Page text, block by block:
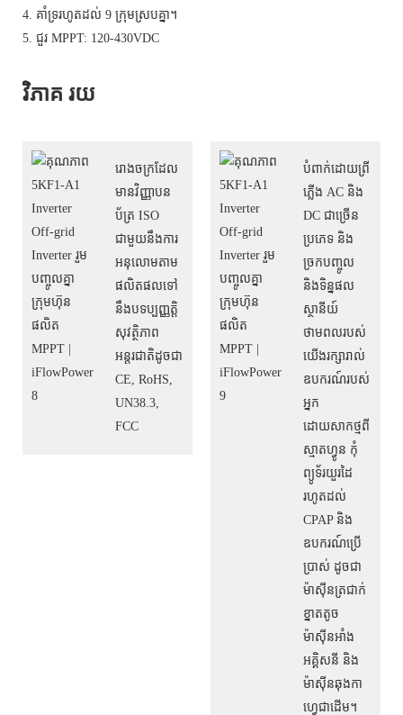
4. គាំទ្ររហូតដល់ 9 ក្រុមស្របគ្នា។
5. ជួរ MPPT: 120-430VDC
វិភាគ រយ
រោងចក្រដែល
មានវិញ្ញាបន
ប័ត្រ ISO
ជាមួយនឹងការ
អនុលោមតាម
ផលិតផលទៅ
នឹងបទប្បញ្ញត្តិ
សុវត្ថិភាព
អន្តរជាតិដូចជា
CE, RoHS,
UN38.3,
FCC
បំពាក់ដោយព្រី
ភ្លើង AC និង
DC ជាច្រើន
ប្រភេទ និង
ច្រកបញ្ចូល
និងទិន្នផល
ស្ថានីយ៍
ថាមពលរបស់
យើងរក្សារាល់
ឧបករណ៍របស់
អ្នក
ដោយសាកថ្មពី
ស្មាតហ្វូន កុំ
ព្យូទ័រយួរដៃ
រហូតដល់
CPAP និង
ឧបករណ៍ប្រើ
ប្រាស់ ដូចជា
ម៉ាស៊ីនត្រជាក់
ខ្នាតតូច
ម៉ាស៊ីនអាំង
អគ្គិសនី និង
ម៉ាស៊ីនឆុងកា
ហ្វេជាដើម។